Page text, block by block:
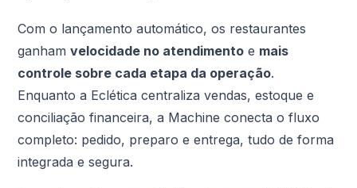
Com o lançamento automático, os restaurantes
ganhamvelocidade no atendimento e mais
controle sobre cada etapa da operação.
Enquanto a Eclética centraliza vendas, estoque e
conciliação financeira, a Machine conecta o fluxo
completo: pedido, preparo e entrega, tudo de forma
integrada e segura.